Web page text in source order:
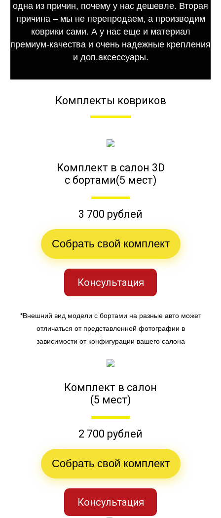
одна из причин, почему у нас дешевле. Вторая
причина – мы не перепродаем, а производим
коврики сами. А у нас еще и материал
премиум-качества и очень надежные крепления
и доп.аксессуары.
Комплекты ковриков
Комплект в салон 3D
с бортами(5 мест)
3 700 рублей
Собрать свой комплект
Консультация
*Внешний вид модели с бортами на разные авто может
отличаться от представленной фотографии в
зависимости от конфигурации вашего салона
Комплект в салон
(5 мест)
2 700 рублей
Собрать свой комплект
Консультация